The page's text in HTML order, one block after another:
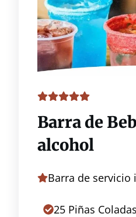
Barra de
alcohol
Barra de servicio
25 Piñas Coladas